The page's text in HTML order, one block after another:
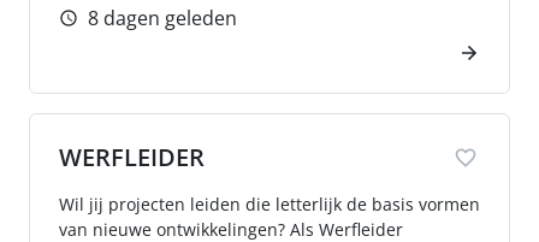
8 dagen geleden
WERFLEIDER
Wil jij projecten leiden die letterlijk de basis vormen
van nieuwe ontwikkelingen? Als Werfleider